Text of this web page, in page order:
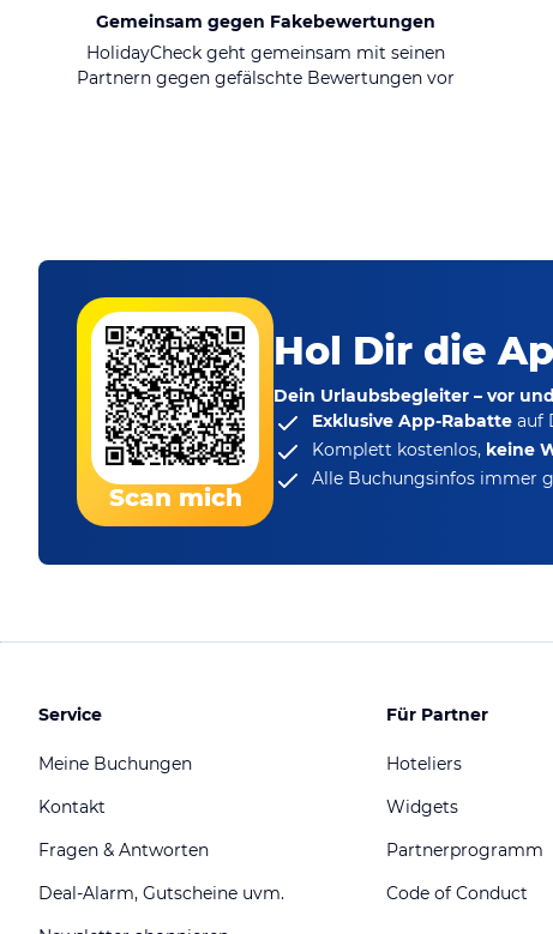
Gemeinsam gegen Fakebewertungen
HolidayCheck geht gemeinsam mit seinen
Partnern gegen gefälschte Bewertungen vor
Scan mich
Hol Dir die
Dein Urlaubsbegleiter – vor
Exklusive App-Rabatte auf
Komplett kostenlos, keine
Alle Buchungsinfos immer
Service
Meine Buchungen
Kontakt
Fragen & Antworten
Deal-Alarm, Gutscheine uvm.
Für Partner
Hoteliers
Widgets
Partnerprogramm
Code of Conduct